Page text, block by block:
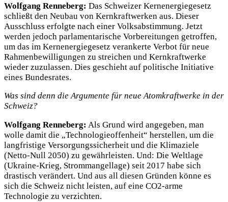
Wolfgang Renneberg: Das Schweizer Kernenergiegesetz
schließt den Neubau von Kernkraftwerken aus. Dieser
Ausschluss erfolgte nach einer Volksabstimmung. Jetzt
werden jedoch parlamentarische Vorbereitungen getroffen,
um das im Kernenergiegesetz verankerte Verbot für neue
Rahmenbewilligungen zu streichen und Kernkraftwerke
wieder zuzulassen. Dies geschieht auf politische Initiative
eines Bundesrates.
Was sind denn die Argumente für neue Atomkraftwerke in der
Schweiz?
Wolfgang Renneberg: Als Grund wird angegeben, man
wolle damit die „Technologieoffenheit“ herstellen, um die
langfristige Versorgungssicherheit und die Klimaziele
(Netto-Null 2050) zu gewährleisten. Und: Die Weltlage
(Ukraine-Krieg, Strommangellage) seit 2017 habe sich
drastisch verändert. Und aus all diesen Gründen könne es
sich die Schweiz nicht leisten, auf eine CO2-arme
Technologie zu verzichten.